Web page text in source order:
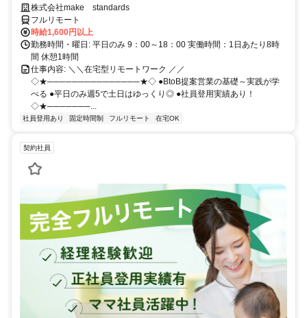
ルが身につく営業職
株式会社make standards
フルリモート
時給1,600円以上
勤務時間・曜日: 平日のみ 9：00～18：00 実働時間：1日あたり8時
間 休憩1時間
仕事内容: ＼＼在宅型リモートワーク ／／
◇★───────────────★◇ ●BtoB提案営業の基礎～実践が学
べる ●平日のみ週5で土日はゆっくり◎ ●社員登用実績あり！
◇★───────...
社員登用あり 固定時間制 フルリモート 在宅OK
契約社員